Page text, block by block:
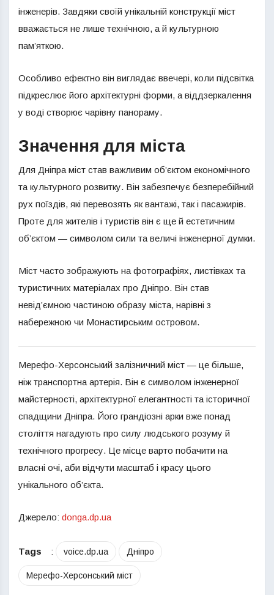
інженерів. Завдяки своїй унікальній конструкції міст
вважається не лише технічною, а й культурною
пам’яткою.
Особливо ефектно він виглядає ввечері, коли підсвітка
підкреслює його архітектурні форми, а віддзеркалення
у воді створює чарівну панораму.
Значення для міста
Для Дніпра міст став важливим об’єктом економічного
та культурного розвитку. Він забезпечує безперебійний
рух поїздів, які перевозять як вантажі, так і пасажирів.
Проте для жителів і туристів він є ще й естетичним
об’єктом — символом сили та величі інженерної думки.
Міст часто зображують на фотографіях, листівках та
туристичних матеріалах про Дніпро. Він став
невід’ємною частиною образу міста, нарівні з
набережною чи Монастирським островом.
Мерефо-Херсонський залізничний міст — це більше,
ніж транспортна артерія. Він є символом інженерної
майстерності, архітектурної елегантності та історичної
спадщини Дніпра. Його грандіозні арки вже понад
століття нагадують про силу людського розуму й
технічного прогресу. Це місце варто побачити на
власні очі, аби відчути масштаб і красу цього
унікального об’єкта.
Джерело: donga.dp.ua
Tags : voice.dp.ua Дніпро
Мерефо-Херсонський міст